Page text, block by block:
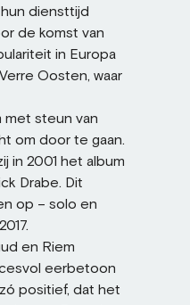
diensttijd
de komst van
in Europa
Oosten, waar
met steun van
om door te gaan.
in 2001 het album
Drabe. Dit
op – solo en
en Riem
eerbetoon
positief, dat het